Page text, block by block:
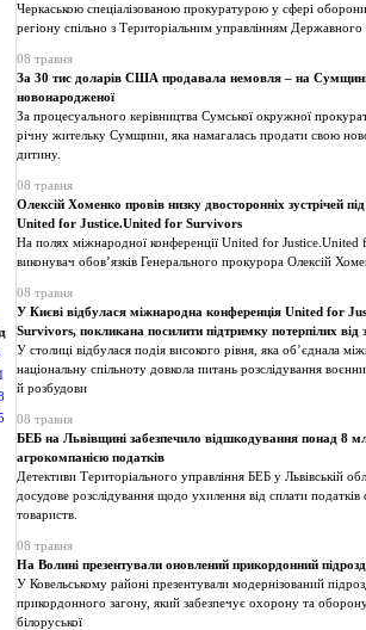
Черкаською спеціалізованою прокуратурою у сфері
регіону спільно з Територіальним управлінням
08 травня
За 30 тис доларів США продавала немовля – на
новонародженої
За процесуального керівництва Сумської окружної
річну жительку Сумщини, яка намагалась продати свою
дитину.
08 травня
Олексій Хоменко провів низку двосторонніх зустрічей
United for Justice.United for Survivors
На полях міжнародної конференції United for
виконувач обов’язків Генерального прокурора Олексій
08 травня
У Києві відбулася міжнародна конференція United for
Survivors, покликана посилити підтримку потерпілих від
У столиці відбулася подія високого рівня, яка об’єднала
національну спільноту довкола питань розслідування
й розбудови
08 травня
БЕБ на Львівщині забезпечило відшкодування понад 8
агрокомпанією податків
Детективи Територіального управління БЕБ у Львівській
досудове розслідування щодо ухилення від сплати податків
товариств.
08 травня
На Волині презентували оновлений прикордонний
У Ковельському районі презентували модернізований
прикордонного загону, який забезпечує охорону та
білоруської